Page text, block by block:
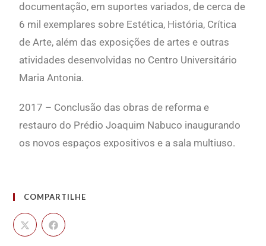
documentação, em suportes variados, de cerca de
6 mil exemplares sobre Estética, História, Crítica
de Arte, além das exposições de artes e outras
atividades desenvolvidas no Centro Universitário
Maria Antonia.
2017 – Conclusão das obras de reforma e
restauro do Prédio Joaquim Nabuco inaugurando
os novos espaços expositivos e a sala multiuso.
COMPARTILHE